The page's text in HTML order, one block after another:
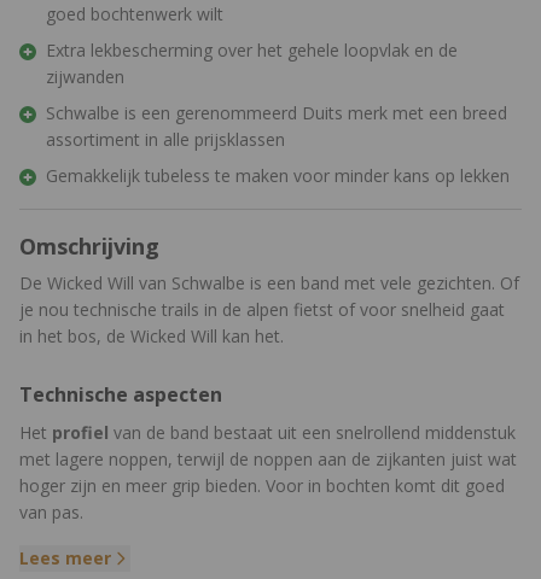
goed bochtenwerk wilt
Extra lekbescherming over het gehele loopvlak en de
zijwanden
Schwalbe is een gerenommeerd Duits merk met een breed
assortiment in alle prijsklassen
Gemakkelijk tubeless te maken voor minder kans op lekken
Omschrijving
De Wicked Will van Schwalbe is een band met vele gezichten. Of
je nou technische trails in de alpen fietst of voor snelheid gaat
in het bos, de Wicked Will kan het.
Technische aspecten
Het profiel van de band bestaat uit een snelrollend middenstuk
met lagere noppen, terwijl de noppen aan de zijkanten juist wat
hoger zijn en meer grip bieden. Voor in bochten komt dit goed
van pas.
De ADDIX SpeedgGrip is de
Lees meer